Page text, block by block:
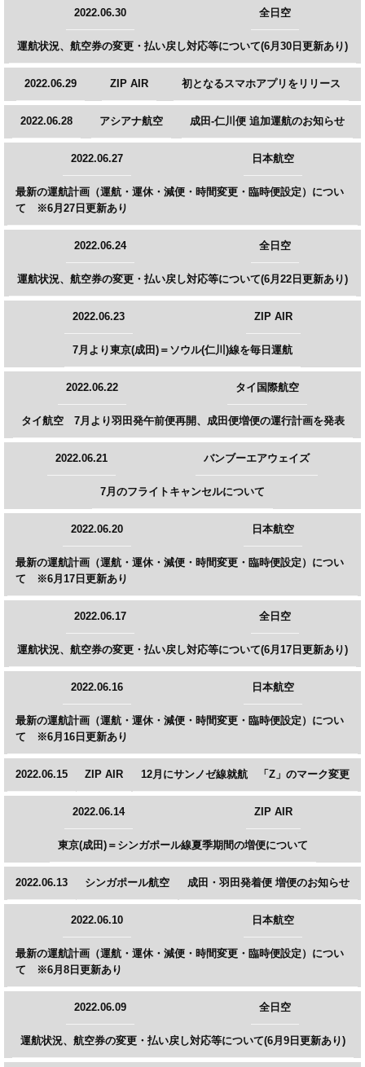
2022.06.30 全日空
運航状況、航空券の変更・払い戻し対応等について(6月30日更新あり)
2022.06.29 ZIP AIR 初となるスマホアプリをリリース
2022.06.28 アシアナ航空 成田-仁川便 追加運航のお知らせ
2022.06.27 日本航空
最新の運航計画（運航・運休・減便・時間変更・臨時便設定）につい
て ※6月27日更新あり
2022.06.24 全日空
運航状況、航空券の変更・払い戻し対応等について(6月22日更新あり)
2022.06.23 ZIP AIR
7月より東京(成田)＝ソウル(仁川)線を毎日運航
2022.06.22 タイ国際航空
タイ航空 7月より羽田発午前便再開、成田便増便の運行計画を発表
2022.06.21 バンブーエアウェイズ
7月のフライトキャンセルについて
2022.06.20 日本航空
最新の運航計画（運航・運休・減便・時間変更・臨時便設定）につい
て ※6月17日更新あり
2022.06.17 全日空
運航状況、航空券の変更・払い戻し対応等について(6月17日更新あり)
2022.06.16 日本航空
最新の運航計画（運航・運休・減便・時間変更・臨時便設定）につい
て ※6月16日更新あり
2022.06.15 ZIP AIR 12月にサンノゼ線就航 「Z」のマーク変更
2022.06.14 ZIP AIR
東京(成田)＝シンガポール線夏季期間の増便について
2022.06.13 シンガポール航空 成田・羽田発着便 増便のお知らせ
2022.06.10 日本航空
最新の運航計画（運航・運休・減便・時間変更・臨時便設定）につい
て ※6月8日更新あり
2022.06.09 全日空
運航状況、航空券の変更・払い戻し対応等について(6月9日更新あり)